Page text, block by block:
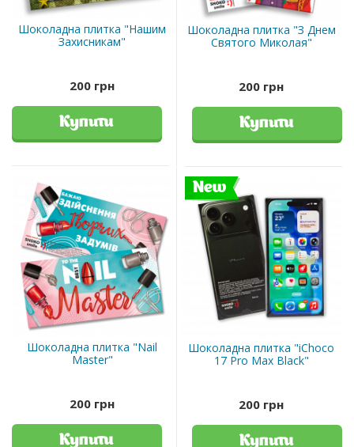
Шоколадна плитка "Нашим
Захисникам"
200 грн
Купити
Шоколадна плитка "З Днем
Святого Миколая"
200 грн
Купити
Шоколадна плитка "Nail
Master"
200 грн
Купити
New
Шоколадна плитка "iChoco
17 Pro Max Black"
200 грн
Купити